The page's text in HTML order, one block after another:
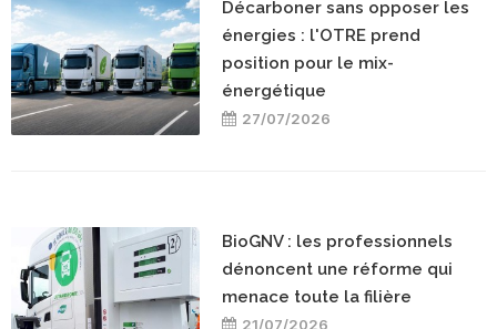
Décarboner sans opposer les
énergies : l'OTRE prend
position pour le mix-
énergétique
27/07/2026
BioGNV : les professionnels
dénoncent une réforme qui
menace toute la filière
21/07/2026